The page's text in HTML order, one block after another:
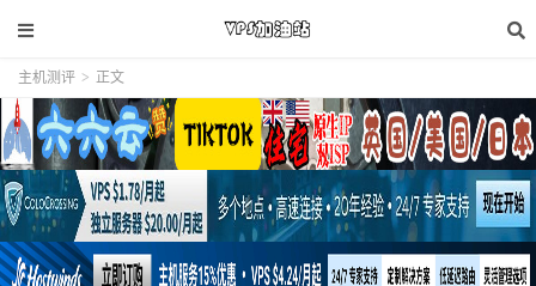
主机测评 > 正文